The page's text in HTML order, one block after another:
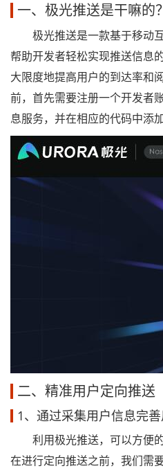
一、极光推送是干嘛的？
极光推送是一款基于移动
帮助开发者轻松实现推送信息
大限度地提高用户的到达率和
前，首先需要注册一个开发者
息服务，并在相应的代码中添加
二、精准用户定向推送
1、通过采集用户信息完
利用极光推送，可以方便的
在进行定向推送之前，我们需